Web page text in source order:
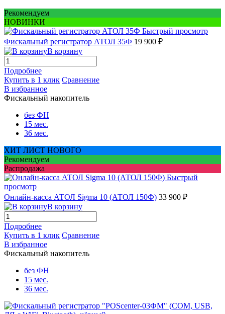
Рекомендуем
НОВИНКИ
Быстрый просмотр
Фискальный регистратор АТОЛ 35Ф 19 900 ₽
В корзину
Подробнее
Купить в 1 клик Сравнение
В избранное
Фискальный накопитель
без ФН
15 мес.
36 мес.
ХИТ ЛИСТ НОВОГО
Рекомендуем
Распродажа
Быстрый
просмотр
Онлайн-касса АТОЛ Sigma 10 (АТОЛ 150Ф) 33 900 ₽
В корзину
Подробнее
Купить в 1 клик Сравнение
В избранное
Фискальный накопитель
без ФН
15 мес.
36 мес.